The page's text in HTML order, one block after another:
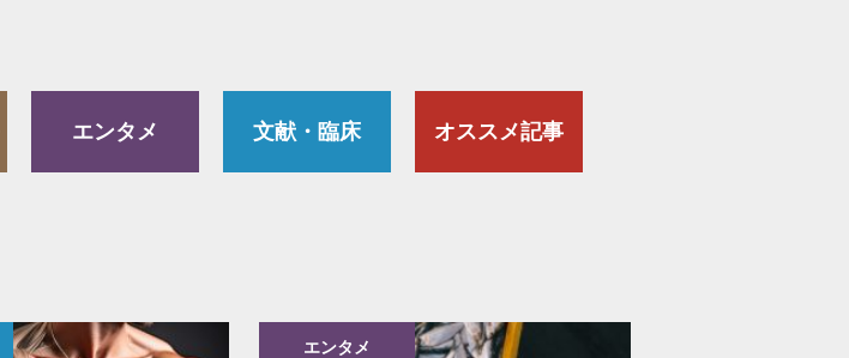
エンタメ 文献・臨床 オススメ記事
エンタメ